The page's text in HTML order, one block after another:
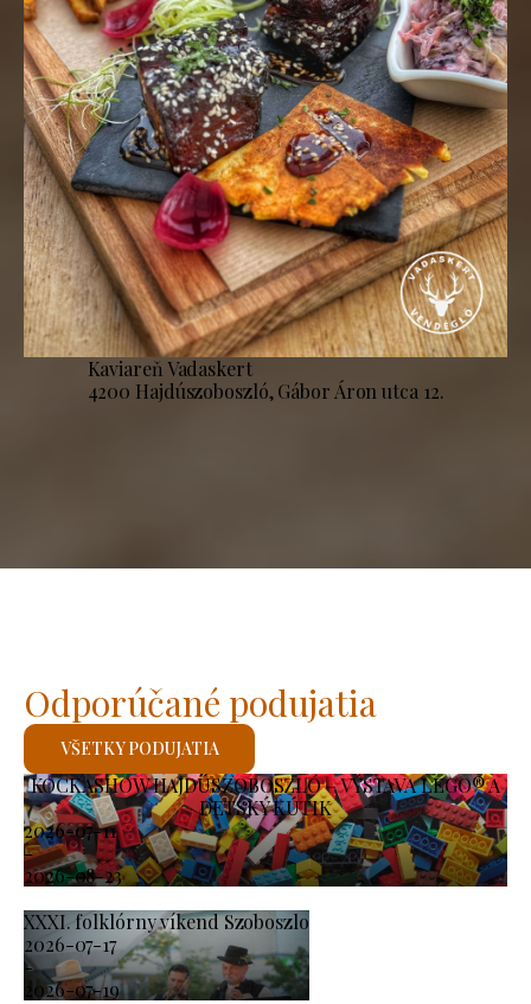
Kaviareň Vadaskert
4200 Hajdúszoboszló, Gábor Áron utca 12.
KOCKASHOW HAJDÚSZOBOSZLÓ – VÝSTAVA LEGO® A
DETSKÝ KÚTIK
2026-07-11
-
2026-08-23
XXXI. folklórny víkend Szoboszlo
2026-07-17
-
2026-07-19
Odporúčané podujatia
VŠETKY PODUJATIA